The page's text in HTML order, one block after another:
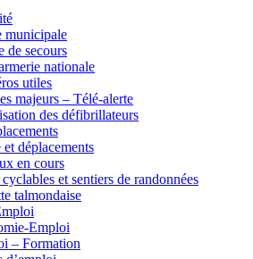
municipale
de secours
nationale
utiles
majeurs – Télé-alerte
des défibrillateurs
déplacements
en cours
cyclables et sentiers de randonnées
talmondaise
Emploi
– Formation